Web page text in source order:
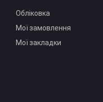
Обліковка
Мої замовлення
Мої закладки